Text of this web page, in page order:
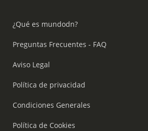
¿Qué es mundodn?
Preguntas Frecuentes - FAQ
Aviso Legal
Política de privacidad
Condiciones Generales
Política de Cookies